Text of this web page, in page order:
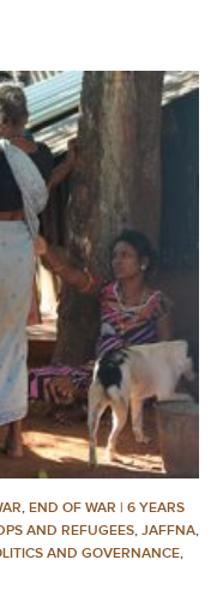
, END OF WAR | 6 YEARS
AND REFUGEES, JAFFNA,
AND GOVERNANCE,